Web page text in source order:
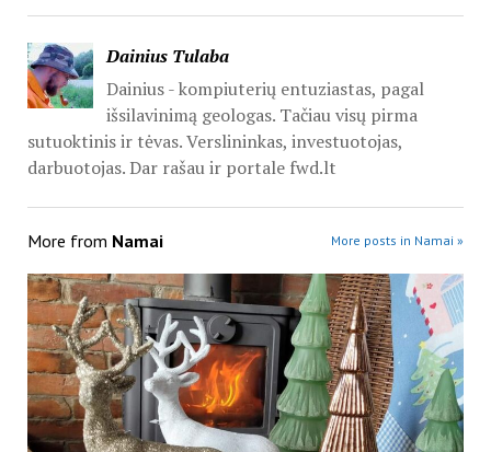
Dainius Tulaba
Dainius - kompiuterių entuziastas, pagal
išsilavinimą geologas. Tačiau visų pirma
sutuoktinis ir tėvas. Verslininkas, investuotojas,
darbuotojas. Dar rašau ir portale fwd.lt
More from Namai More posts in Namai »